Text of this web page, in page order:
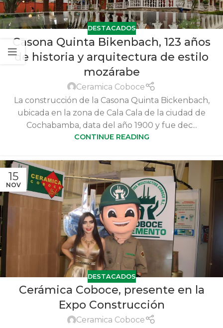
DESTACADOS
Casona Quinta Bikenbach, 123 años
de historia y arquitectura de estilo
mozárabe
Ceramica Coboce
La construcción de la Casona Quinta Bickenbach,
ubicada en la zona de Cala Cala de la ciudad de
Cochabamba, data del año 1900 y fue dec...
CONTINUE READING
15
NOV
DESTACADOS
Cerámica Coboce, presente en la
Expo Construcción
Ceramica Coboce